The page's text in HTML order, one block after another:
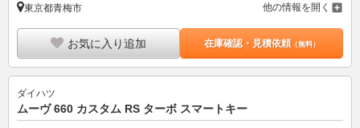
東京都青梅市 他の情報を開く
お気に入り追加 在庫確認・見積依頼（無料）
ダイハツ
ムーヴ 660 カスタム RS ターボ スマートキー